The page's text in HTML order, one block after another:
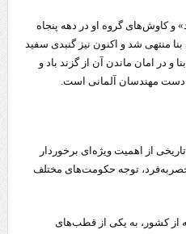
و کاوش‌های گروه او در دهه پنجاه
منتهی شد و اکنون نیز گنبدی سفید
و در امان ماندن آن از گزند باد و
دست مهندسان آلمانی است.
از اهمیت ویژه‌ای برخوردار
توجه حکومت‌های مختلف
کشور، به یکی از قطب‌های